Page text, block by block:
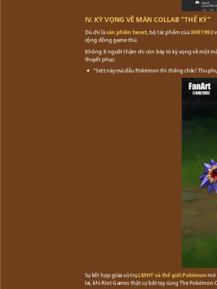
IV. KỲ VỌNG VỀ MÀN COLLAB “THẾ KỶ”
Dù chỉ làsản phẩm fanart, bộ tác phẩm củaXHE1992
cộng đồng game thủ.
Không ít người thậm chí còn bày tỏ kỳ vọng về một
thuyết phục:
“Sett này mà đấu Pokémon thì thắng chắc! Thu
Sự kết hợp giữa vũ trụLMHT và thế giới Pokémon
lai, khi Riot Games thật sự bắt tay cùng The